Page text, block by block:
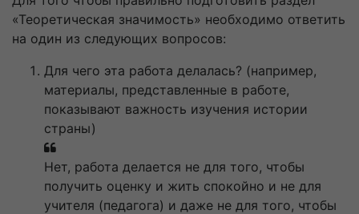
«Теоретическая значимость» необходимо ответить
на один из следующих вопросов:
Для чего эта работа делалась? (например,
материалы, представленные в работе,
показывают важность изучения истории
страны)
Нет, работа делается не для того, чтобы
получить оценку и жить спокойно и не для
учителя (педагога) и даже не для того, чтобы